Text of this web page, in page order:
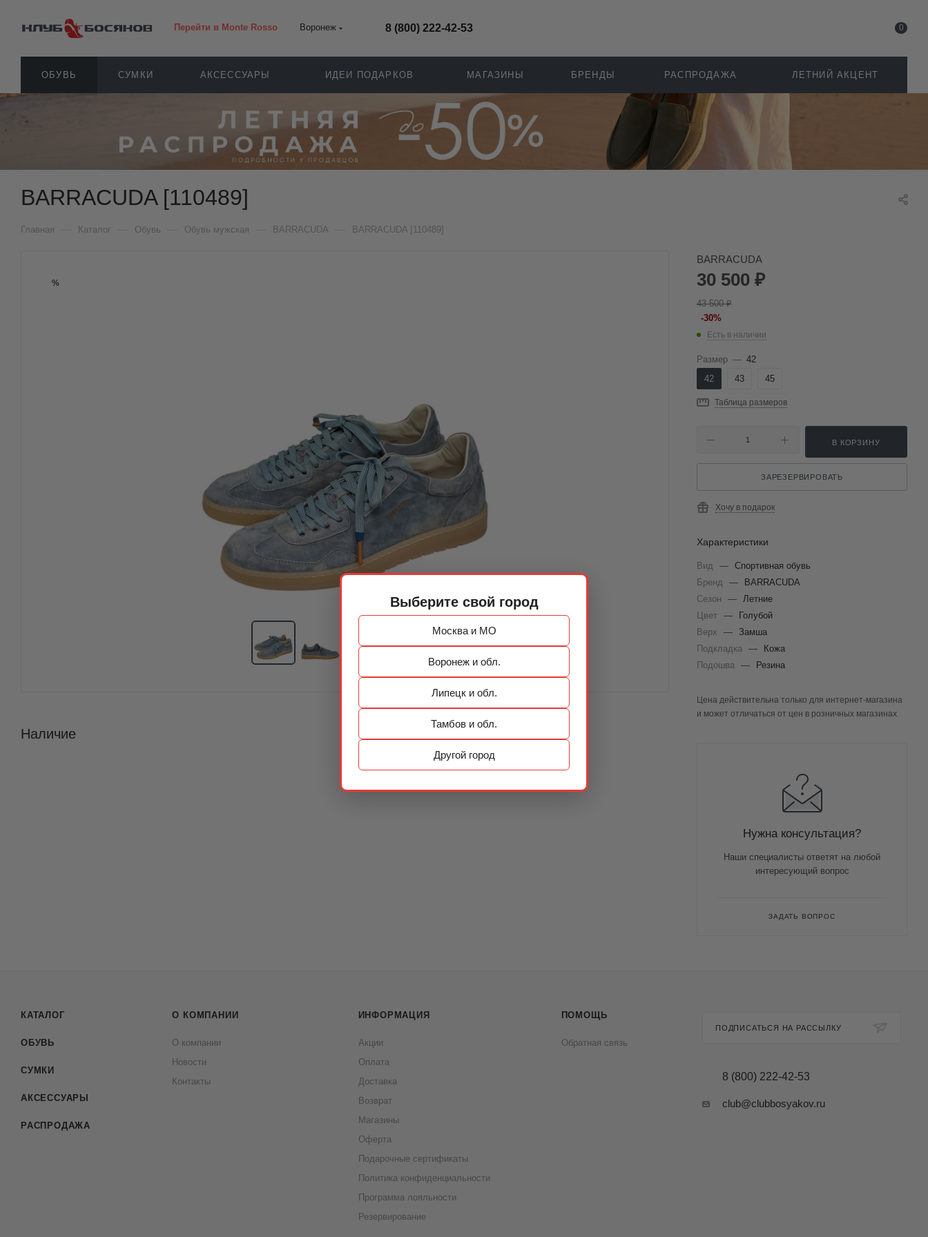
Выберите свой город
Москва и МО
Воронеж и обл.
Липецк и обл.
Тамбов и обл.
Другой город
Перейти в Monte Rosso Воронеж 8 (800) 222-42-53 0
ОБУВЬ СУМКИ АКСЕССУАРЫ ИДЕИ ПОДАРКОВ МАГАЗИНЫ БРЕНДЫ РАСПРОДАЖА ЛЕТНИЙ АКЦЕНТ
BARRACUDA [110489]
Главная Каталог Обувь Обувь мужская BARRACUDA BARRACUDA [110489]
%
Наличие
BARRACUDA
30 500 ₽
43 500₽
-30%
Есть в наличии
Размер — 42
42
43 45
Таблица размеров
В КОРЗИНУ
ЗАРЕЗЕРВИРОВАТЬ
Хочу в подарок
Характеристики
Вид — Спортивная обувь
Бренд
—
BARRACUDA
Сезон
— Летние
Цвет —
Голубой
Верх
— Замша
Подкладка —
Кожа
Подошва — Резина
Цена действительна только для интернет-магазина
и может отличаться от цен в розничных магазинах
Нужна консультация?
Наши специалисты ответят на любой
интересующий вопрос
ЗАДАТЬ ВОПРОС
КАТАЛОГ
ОБУВЬ
СУМКИ
АКСЕССУАРЫ
РАСПРОДАЖА
О КОМПАНИИ
О компании
Новости
Контакты
ИНФОРМАЦИЯ
Акции
Оплата
Доставка
Возврат
Магазины
Оферта
Подарочные сертификаты
Политика конфиденциальности
Программа лояльности
Резервирование
ПОМОЩЬ
Обратная связь
ПОДПИСАТЬСЯ НА РАССЫЛКУ
8 (800) 222-42-53
club@clubbosyakov.ru